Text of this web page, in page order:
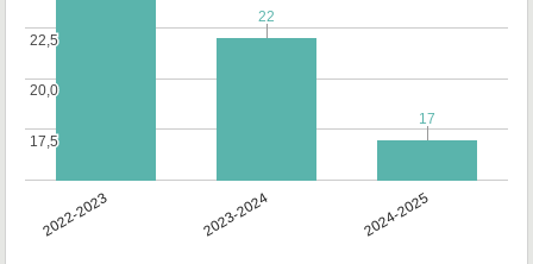
2022-2023 2023-2024 2024-2025
17,5
17,5
20,0
20,0
22,5
22,5
22
22
17
17